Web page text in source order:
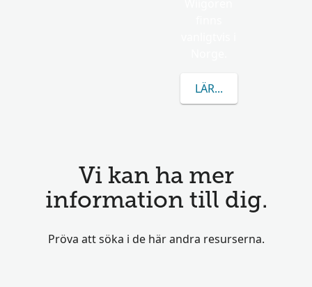
LÄR DIG MER OM
Vi kan ha mer
information till dig.
Pröva att söka i de här andra resurserna.